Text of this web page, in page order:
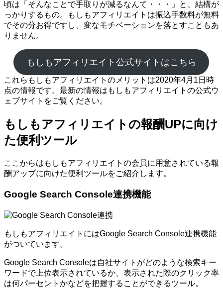
頃は「そんなことで手取りが減るなんて・・・」と、結構が
っかりするもの。もしもアフィリエイトは振込手数料が無料
でその分お得ですし、変なモチベーションを落とすこともあ
りません。
もしもアフィリエイト公式サイトはこちら
これらもしもアフィリエイトのメリットは2020年4月1日時
点の情報です。最新の情報はもしもアフィリエイトの公式ウ
ェブサイトをご覧ください。
もしもアフィリエイトの報酬UPに向け
た便利ツール
ここからはもしもアフィリエイトの会員に用意されている報
酬アップに向けた便利ツールをご紹介します。
Google Search Console連携機能
もしもアフィリエイトにはGoogle Search Console連携機能
がついています。
Google Search Consoleは自社サイトがどのような検索キー
ワードで上位表示されているか、表示された際のクリック率
は何パーセントかなどを把握することができるツール。